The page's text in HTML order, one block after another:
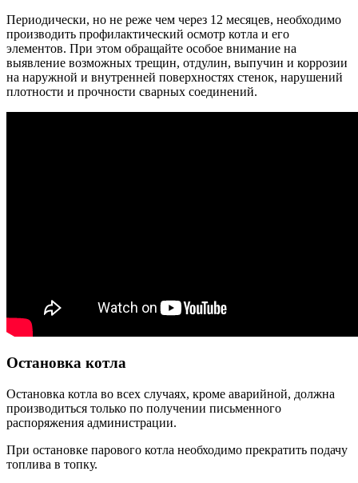
Периодически, но не реже чем через 12 месяцев, необходимо
производить профилактический осмотр котла и его
элементов. При этом обращайте особое внимание на
выявление возможных трещин, отдулин, выпучин и коррозии
на наружной и внутренней поверхностях стенок, нарушений
плотности и прочности сварных соединений.
Остановка котла
Остановка котла во всех случаях, кроме аварийной, должна
производиться только по получении письменного
распоряжения администрации.
При остановке парового котла необходимо прекратить подачу
топлива в топку.